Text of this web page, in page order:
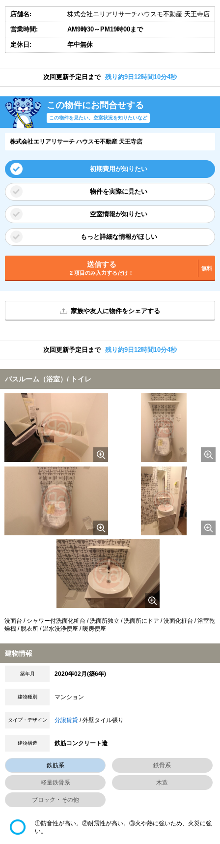
店舗名: 株式会社エリアリサーチハウスモ不動産 天王寺店
営業時間: AM9時30～PM19時00まで
定休日: 年中無休
次回更新予定日まで 残り約9日12時間10分4秒
この物件にお問合せする
この物件を見たい、空室状況を知りたいなど
株式会社エリアリサーチ ハウスモ不動産 天王寺店
初期費用が知りたい
物件を実際に見たい
空室情報が知りたい
もっと詳細な情報がほしい
送信する
2 項目のみ入力するだけ！
無料
家族や友人に物件をシェアする
次回更新予定日まで 残り約9日12時間10分4秒
バスルーム（浴室）/ トイレ
洗面台 / シャワー付洗面化粧台 / 洗面所独立 / 洗面所にドア / 洗面化粧台 / 浴室乾
燥機 / 脱衣所 / 温水洗浄便座 / 暖房便座
建物情報
築年月 2020年02月(築6年)
建物種別 マンション
タイプ・デザイン 分譲賃貸 / 外壁タイル張り
建物構造 鉄筋コンクリート造
鉄筋系 鉄骨系
軽量鉄骨系 木造
ブロック・その他
①防音性が高い。②耐震性が高い。③火や熱に強いため、火災に強
い。